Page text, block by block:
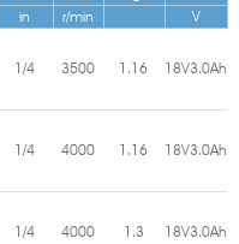
in r/min V
1/4 3500 1.16 18V3.0Ah
1/4 4000 1.16 18V3.0Ah
1/4 4000 1.3 18V3.0Ah